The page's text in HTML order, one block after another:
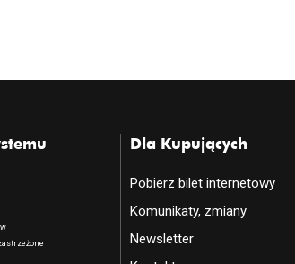
Dla Kupujących
Pobierz bilet internetowy
Komunikaty, zmiany
Newsletter